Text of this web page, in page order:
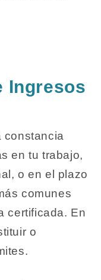
Ingresos
constancia
en tu trabajo,
o en el plazo
comunes
certificada. En
o